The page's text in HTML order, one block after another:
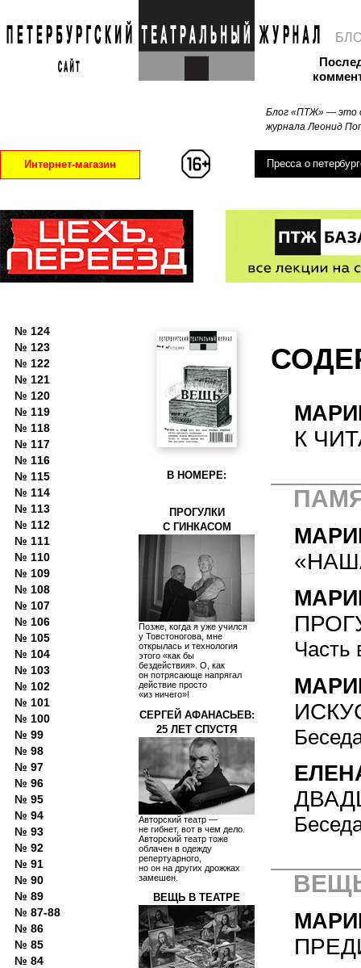
Блог «ПТЖ» — это
журнала Леонид
Интернет-магазин Пресса о
В НОМЕРЕ:
ПРОГУЛКИ
С ГИНКАСОМ
Позже, когда я уже учился
у Товстоногова, мне
открылась и технология
этого «как бы
бездействия». О, как
он потрясающе напрягал
действие просто
«из ничего»!
СЕРГЕЙ АФАНАСЬЕВ:
25 ЛЕТ СПУСТЯ
Авторский театр —
не гибнет, вот в чем дело.
Авторский театр тоже
облачен в одежду
репертуарного,
но он на других дрожжах
замешен.
ВЕЩЬ В ТЕАТРЕ
К
Часть
№ 124
№ 123
№ 122
№ 121
№ 120
№ 119
№ 118
№ 117
№ 116
№ 115
№ 114
№ 113
№ 112
№ 111
№ 110
№ 109
№ 108
№ 107
№ 106
№ 105
№ 104
№ 103
№ 102
№ 101
№ 100
№ 99
№ 98
№ 97
№ 96
№ 95
№ 94
№ 93
№ 92
№ 91
№ 90
№ 89
№ 87-88
№ 86
№ 85
№ 84